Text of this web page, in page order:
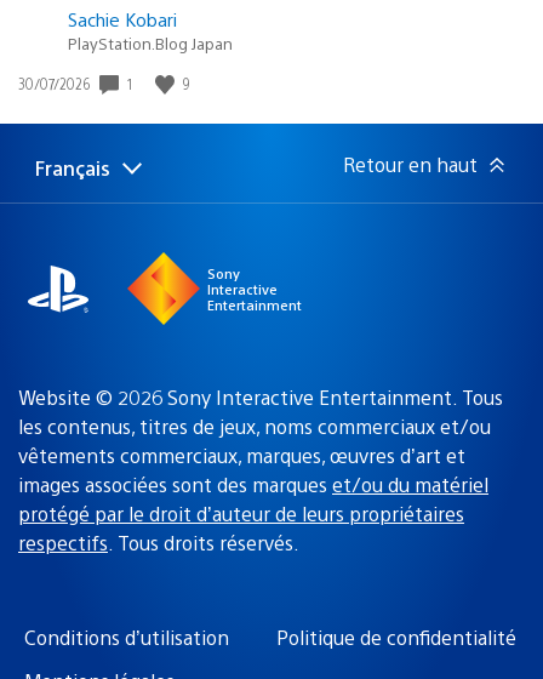
Sachie Kobari
PlayStation.Blog Japan
Date
publication
30/07/2026 1 9
Choisir
une
Région
actuelle
Français Retour en haut
Sony
Interactive
Entertainment
Website © 2026 Sony Interactive Entertainment. Tous
les contenus, titres de jeux, noms commerciaux et/ou
vêtements commerciaux, marques, œuvres d’art et
images associées sont des marques et/ou du matériel
protégé par le droit d’auteur de leurs propriétaires
respectifs. Tous droits réservés.
Conditions d’utilisation
Politique de confidentialité